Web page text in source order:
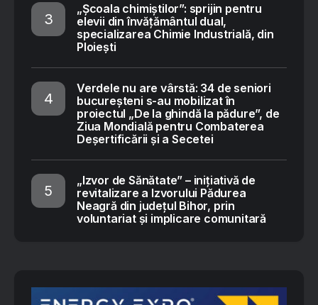
„Școala chimiștilor”: sprijin pentru
elevii din învățământul dual,
specializarea Chimie Industrială, din
Ploiești
Verdele nu are vârstă: 34 de seniori
bucureșteni s-au mobilizat în
proiectul „De la ghindă la pădure”, de
Ziua Mondială pentru Combaterea
Deșertificării și a Secetei
„Izvor de Sănătate” – inițiativă de
revitalizare a Izvorului Pădurea
Neagră din județul Bihor, prin
voluntariat și implicare comunitară